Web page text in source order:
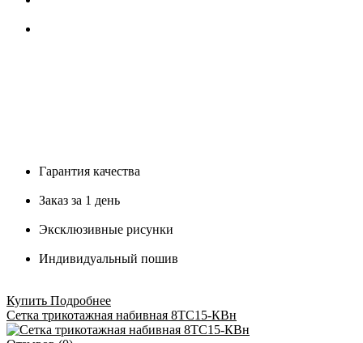
Гарантия качества
Заказ за 1 день
Эксклюзивные рисунки
Индивидуальный пошив
Купить Подробнее
Сетка трикотажная набивная 8ТС15-КВн